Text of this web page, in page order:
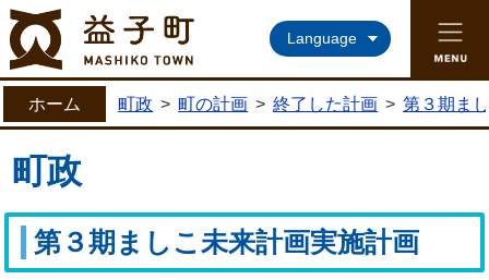
益子町ホームページ
Language
ホーム 町政 > 町の計画 > 終了した計画 > 第３期ま
町政
第３期ましこ未来計画実施計画